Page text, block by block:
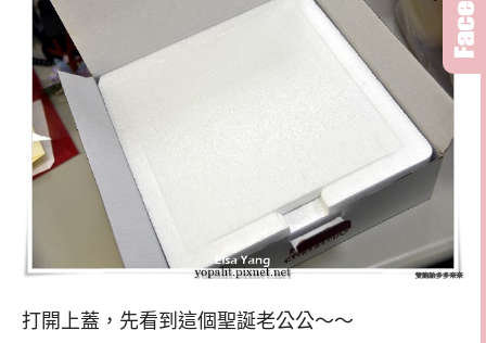
打開上蓋，先看到這個聖誕老公公～～